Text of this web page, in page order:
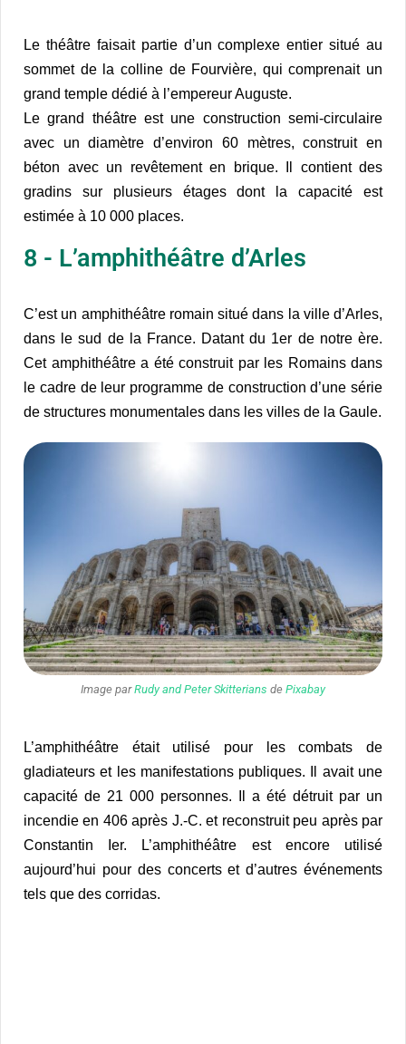
Le théâtre faisait partie d’un complexe entier situé au
sommet de la colline de Fourvière, qui comprenait un
grand temple dédié à l’empereur Auguste.
Le grand théâtre est une construction semi-circulaire
avec un diamètre d’environ 60 mètres, construit en
béton avec un revêtement en brique. Il contient des
gradins sur plusieurs étages dont la capacité est
estimée à 10 000 places.
8 - L’amphithéâtre d’Arles
C’est un amphithéâtre romain situé dans la ville d’Arles,
dans le sud de la France. Datant du 1er de notre ère.
Cet amphithéâtre a été construit par les Romains dans
le cadre de leur programme de construction d’une série
de structures monumentales dans les villes de la Gaule.
Image parRudy and Peter Skitterians de Pixabay
L’amphithéâtre était utilisé pour les combats de
gladiateurs et les manifestations publiques. Il avait une
capacité de 21 000 personnes. Il a été détruit par un
incendie en 406 après J.-C. et reconstruit peu après par
Constantin Ier. L’amphithéâtre est encore utilisé
aujourd’hui pour des concerts et d’autres événements
tels que des corridas.